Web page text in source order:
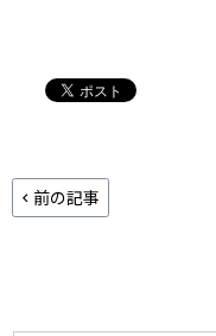
前の記事